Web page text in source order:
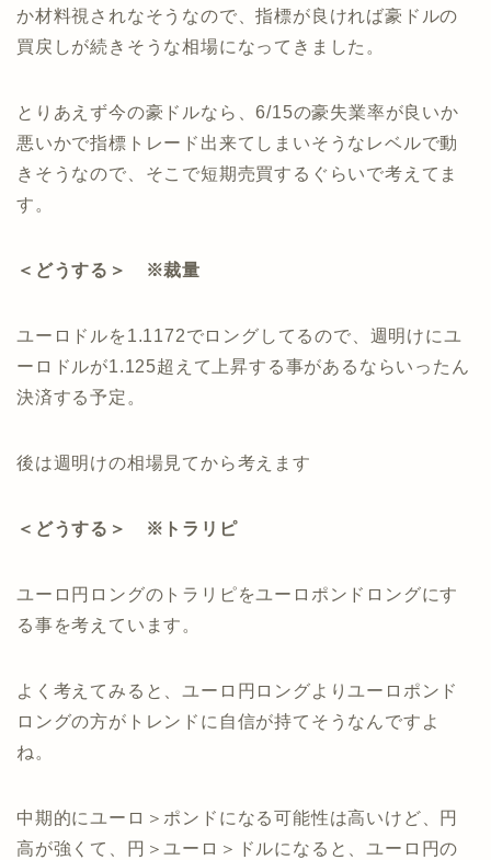
か材料視されなそうなので、指標が良ければ豪ドルの
買戻しが続きそうな相場になってきました。
とりあえず今の豪ドルなら、6/15の豪失業率が良いか
悪いかで指標トレード出来てしまいそうなレベルで動
きそうなので、そこで短期売買するぐらいで考えてま
す。
＜どうする＞ ※裁量
ユーロドルを1.1172でロングしてるので、週明けにユ
ーロドルが1.125超えて上昇する事があるならいったん
決済する予定。
後は週明けの相場見てから考えます
＜どうする＞ ※トラリピ
ユーロ円ロングのトラリピをユーロポンドロングにす
る事を考えています。
よく考えてみると、ユーロ円ロングよりユーロポンド
ロングの方がトレンドに自信が持てそうなんですよ
ね。
中期的にユーロ＞ポンドになる可能性は高いけど、円
高が強くて、円＞ユーロ＞ドルになると、ユーロ円の